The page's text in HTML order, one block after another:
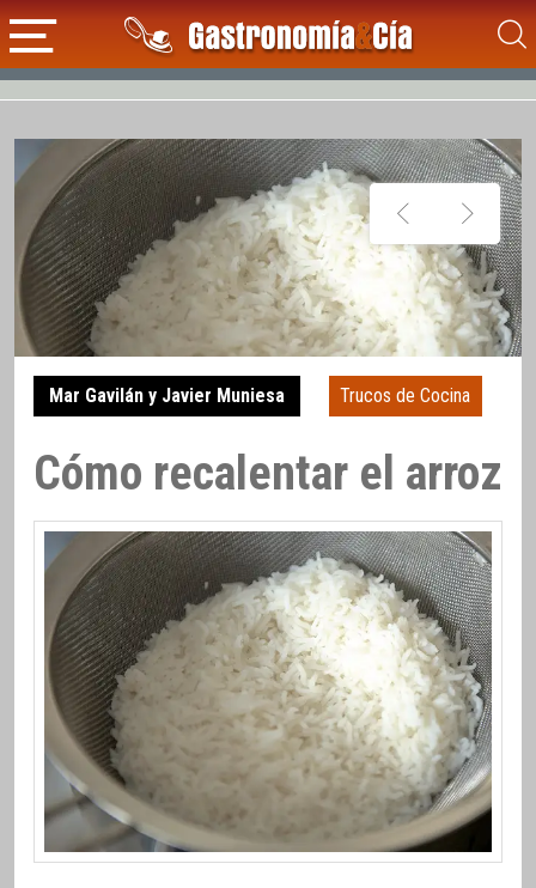
Mar Gavilán y Javier Muniesa Trucos de Cocina
Cómo recalentar el arroz